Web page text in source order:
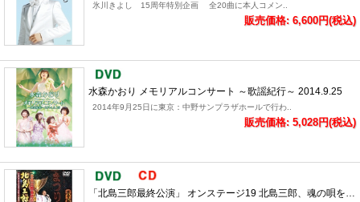
氷川きよし 15周年特別企画 全20曲に本人コメン..
販売価格: 6,600円(税込)
水森かおり メモリアルコンサート ～歌謡紀行～ 2014.9.25
2014年9月25日に東京：中野サンプラザホールで行わ..
販売価格: 5,028円(税込)
「北島三郎最終公演」 オンステージ19 北島三郎、魂の唄を…